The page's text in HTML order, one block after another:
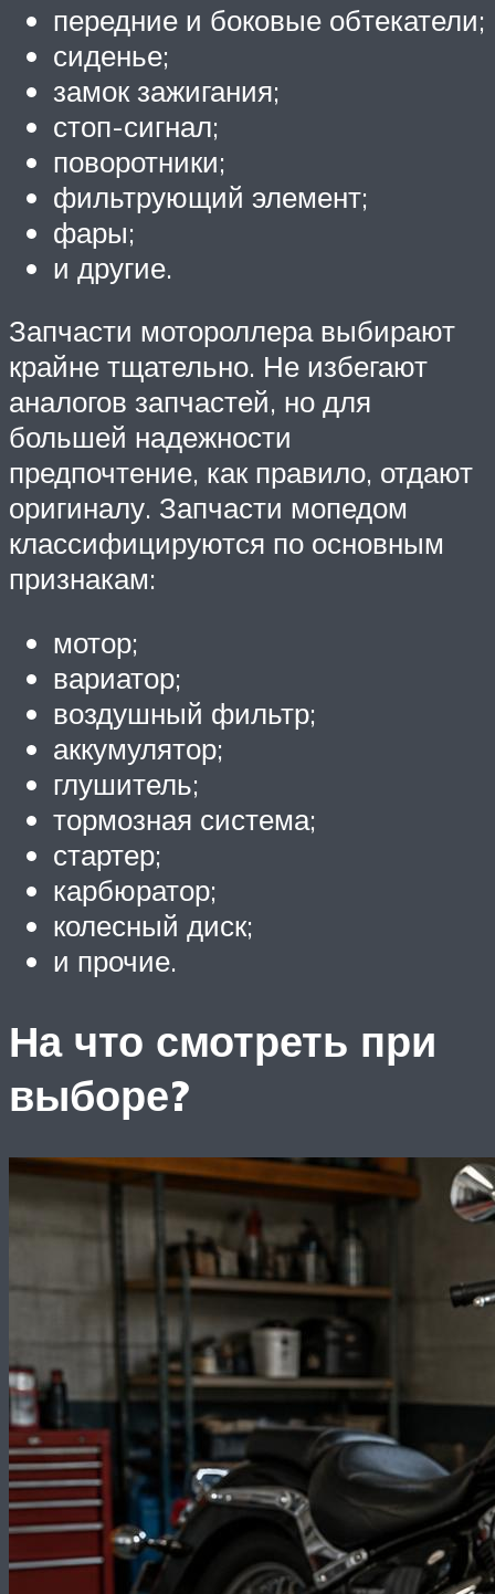
передние и боковые обтекатели;
сиденье;
замок зажигания;
стоп-сигнал;
поворотники;
фильтрующий элемент;
фары;
и другие.
Запчасти мотороллера выбирают
крайне тщательно. Не избегают
аналогов запчастей, но для
большей надежности
предпочтение, как правило, отдают
оригиналу. Запчасти мопедом
классифицируются по основным
признакам:
мотор;
вариатор;
воздушный фильтр;
аккумулятор;
глушитель;
тормозная система;
стартер;
карбюратор;
колесный диск;
и прочие.
На что смотреть при
выборе?